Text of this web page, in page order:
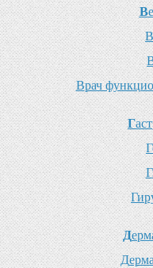
В
В
Врач
Г
Г
Г
Г
Д
Д